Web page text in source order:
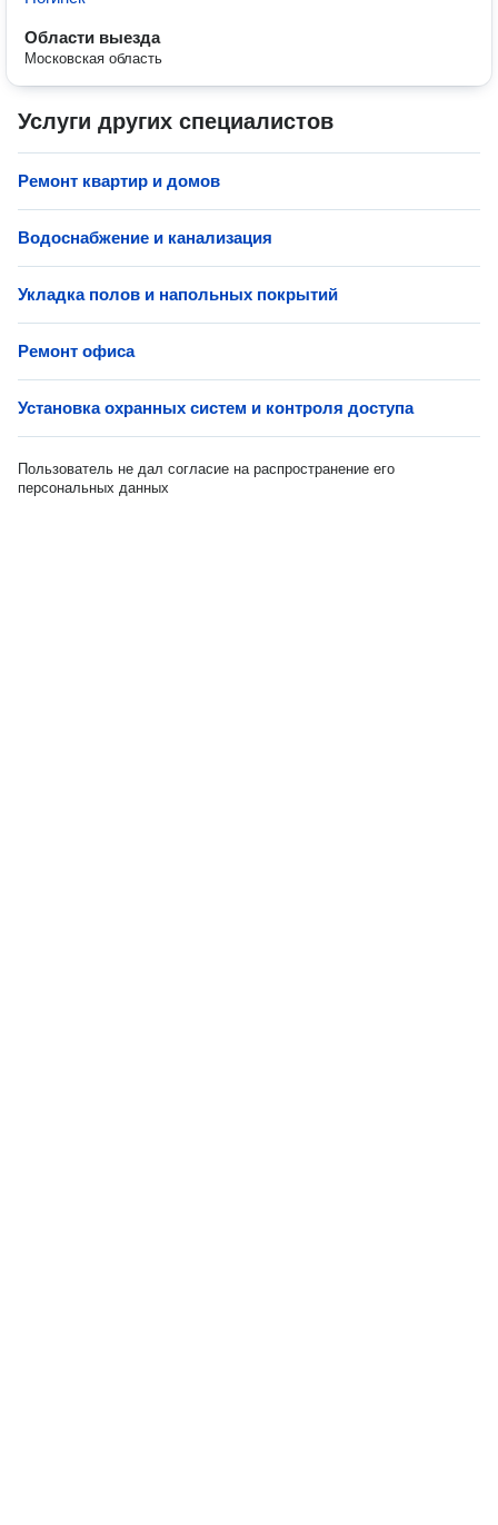
Области выезда
Московская область
Услуги других специалистов
Ремонт квартир и домов
Водоснабжение и канализация
Укладка полов и напольных покрытий
Ремонт офиса
Установка охранных систем и контроля доступа
Пользователь не дал согласие на распространение его
персональных данных